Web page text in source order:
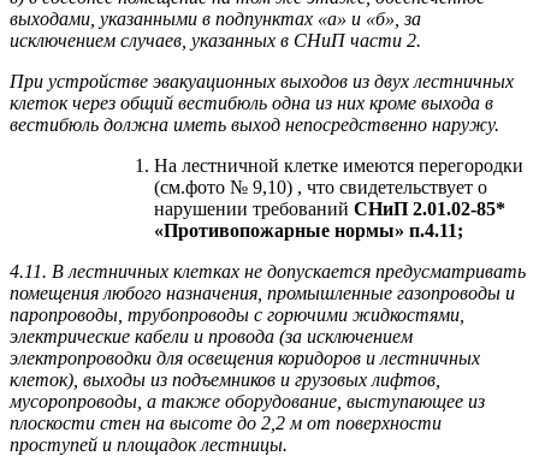
выходами, указанными в подпунктах «а» и «б», за
исключением случаев, указанных в СНиП части 2.
При устройстве эвакуационных выходов из двух лестничных
клеток через общий вестибюль одна из них кроме выхода в
вестибюль должна иметь выход непосредственно наружу.
На лестничной клетке имеются перегородки
(см.фото № 9,10) , что свидетельствует о
нарушении требований СНиП 2.01.02-85*
«Противопожарные нормы» п.4.11;
4.11. В лестничных клетках не допускается предусматривать
помещения любого назначения, промышленные газопроводы и
паропроводы, трубопроводы с горючими жидкостями,
электрические кабели и провода (за исключением
электропроводки для освещения коридоров и лестничных
клеток), выходы из подъемников и грузовых лифтов,
мусоропроводы, а также оборудование, выступающее из
плоскости стен на высоте до 2,2 м от поверхности
проступей и площадок лестницы.